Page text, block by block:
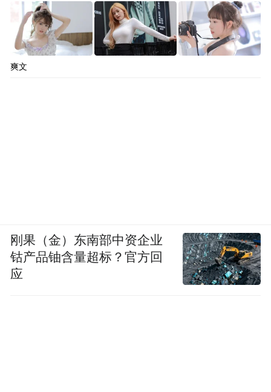
爽文
刚果（金）东南部中资企业
钴产品铀含量超标？官方回
应